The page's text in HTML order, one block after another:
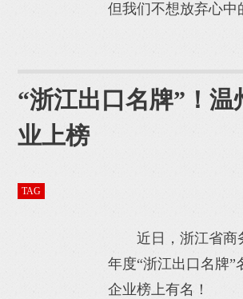
但我们不想放弃心中
“浙江出口名牌”！温
业上榜
TAG
近日，浙江省商
年度“浙江出口名牌”
企业榜上有名！